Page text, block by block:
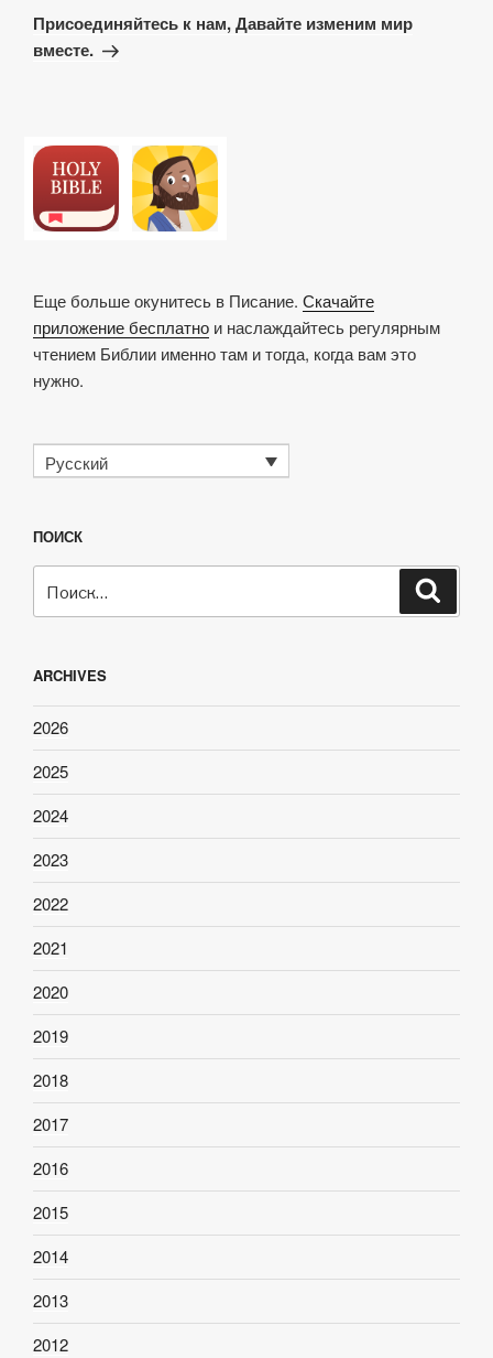
запись
Присоединяйтесь к нам, Давайте изменим мир
вместе.
Еще больше окунитесь в Писание. Скачайте
приложение бесплатно и наслаждайтесь регулярным
чтением Библии именно там и тогда, когда вам это
нужно.
Русский
ПОИСК
ARCHIVES
2026
2025
2024
2023
2022
2021
2020
2019
2018
2017
2016
2015
2014
2013
2012